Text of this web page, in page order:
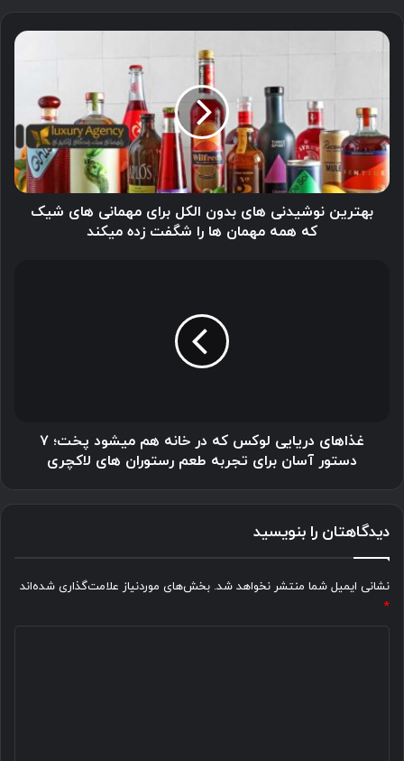
بهترین
الکل
برای
مهمانی
های
شیک
بهترین نوشیدنی های بدون الکل برای مهمانی های شیک
که همه مهمان ها را شگفت زده میکند
طعم
لاکچری
غذاهای دریایی لوکس که در خانه هم میشود پخت؛ ۷
دستور آسان برای تجربه طعم رستوران های لاکچری
دیدگاهتان را بنویسید
نشانی ایمیل شما منتشر نخواهد شد. بخش‌های موردنیاز علامت‌گذاری شده‌اند
*